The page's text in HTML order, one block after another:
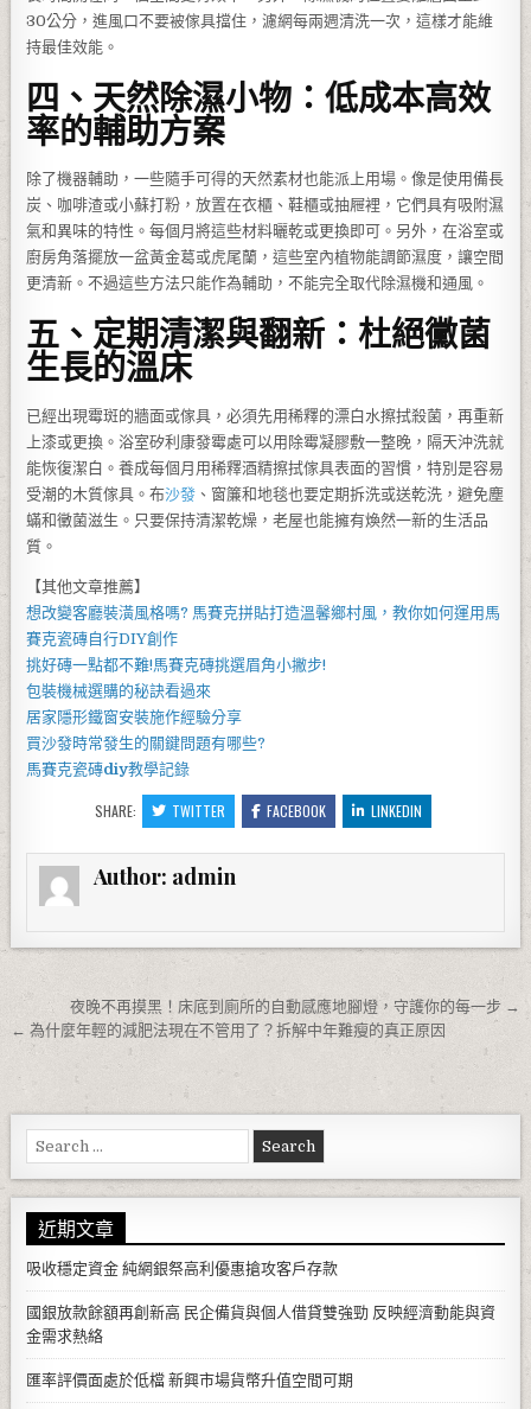
30公分，進風口不要被傢具擋住，濾網每兩週清洗一次，這樣才能維
持最佳效能。
四、天然除濕小物：低成本高效
率的輔助方案
除了機器輔助，一些隨手可得的天然素材也能派上用場。像是使用備長
炭、咖啡渣或小蘇打粉，放置在衣櫃、鞋櫃或抽屜裡，它們具有吸附濕
氣和異味的特性。每個月將這些材料曬乾或更換即可。另外，在浴室或
廚房角落擺放一盆黃金葛或虎尾蘭，這些室內植物能調節濕度，讓空間
更清新。不過這些方法只能作為輔助，不能完全取代除濕機和通風。
五、定期清潔與翻新：杜絕黴菌
生長的溫床
已經出現霉斑的牆面或傢具，必須先用稀釋的漂白水擦拭殺菌，再重新
上漆或更換。浴室矽利康發霉處可以用除霉凝膠敷一整晚，隔天沖洗就
能恢復潔白。養成每個月用稀釋酒精擦拭傢具表面的習慣，特別是容易
受潮的木質傢具。布沙發 、窗簾和地毯也要定期拆洗或送乾洗，避免塵
蟎和黴菌滋生。只要保持清潔乾燥，老屋也能擁有煥然一新的生活品
質。
【其他文章推薦】
想改變客廳裝潢風格嗎? 馬賽克拼貼打造溫馨鄉村風，教你如何運用 馬
賽克瓷磚自行DIY創作
挑好磚一點都不難!馬賽克磚挑選眉角小撇步!
包裝機械選購的秘訣看過來
居家隱形鐵窗安裝施作經驗分享
買沙發時常發生的關鍵問題有哪些?
馬賽克瓷磚diy教學記錄
SHARE: TWITTER FACEBOOK LINKEDIN
Author: admin
文章導覽
夜晚不再摸黑！床底到廁所的自動感應地腳燈，守護你的每一步 →
← 為什麼年輕的減肥法現在不管用了？拆解中年難瘦的真正原因
Search for:
近期文章
吸收穩定資金 純網銀祭高利優惠搶攻客戶存款
國銀放款餘額再創新高 民企備貨與個人借貸雙強勁 反映經濟動能與資
金需求熱絡
匯率評價面處於低檔 新興市場貨幣升值空間可期